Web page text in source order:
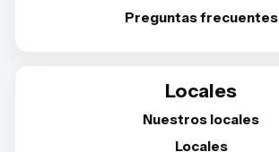
Preguntas frecuentes
Locales
Nuestros locales
Locales